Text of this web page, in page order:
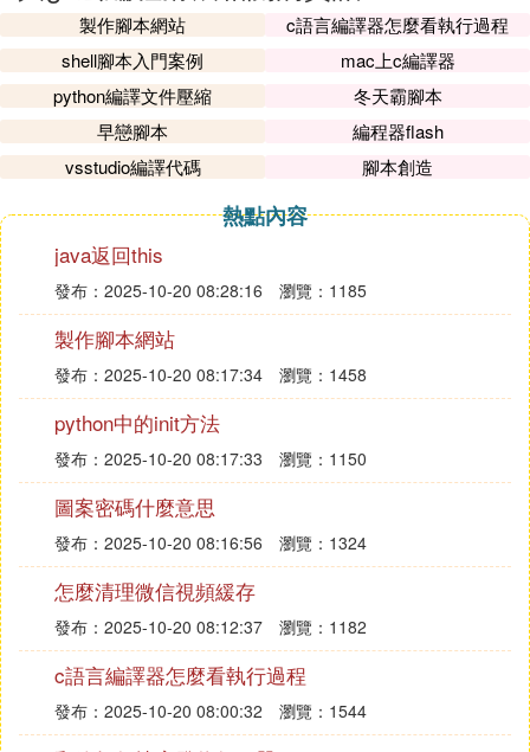
製作腳本網站
c語言編譯器怎麼看執行過程
shell腳本入門案例
mac上c編譯器
python編譯文件壓縮
冬天霸腳本
早戀腳本
編程器flash
vsstudio編譯代碼
腳本創造
熱點內容
java返回this
發布：2025-10-20 08:28:16 瀏覽：1185
製作腳本網站
發布：2025-10-20 08:17:34 瀏覽：1458
python中的init方法
發布：2025-10-20 08:17:33 瀏覽：1150
圖案密碼什麼意思
發布：2025-10-20 08:16:56 瀏覽：1324
怎麼清理微信視頻緩存
發布：2025-10-20 08:12:37 瀏覽：1182
c語言編譯器怎麼看執行過程
發布：2025-10-20 08:00:32 瀏覽：1544